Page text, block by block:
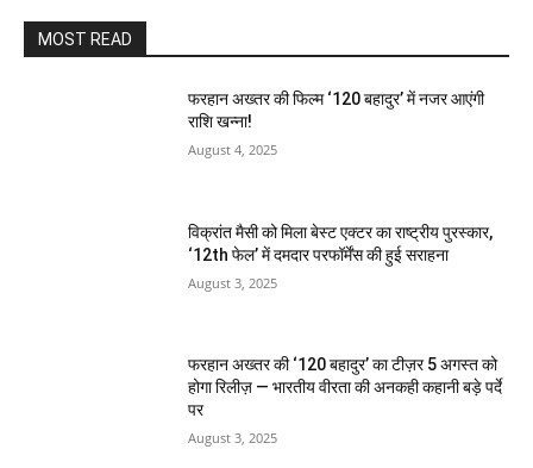
MOST READ
फरहान अख्तर की फिल्म ‘120 बहादुर’ में नजर आएंगी
राशि खन्ना!
August 4, 2025
विक्रांत मैसी को मिला बेस्ट एक्टर का राष्ट्रीय पुरस्कार,
‘12th फेल’ में दमदार परफॉर्मेंस की हुई सराहना
August 3, 2025
फरहान अख्तर की ‘120 बहादुर’ का टीज़र 5 अगस्त को
होगा रिलीज़ — भारतीय वीरता की अनकही कहानी बड़े पर्दे
पर
August 3, 2025